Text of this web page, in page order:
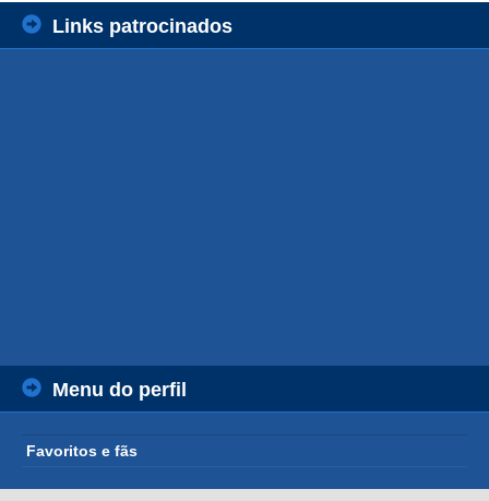
Links patrocinados
Menu do perfil
Favoritos e fãs